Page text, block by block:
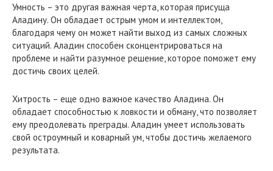
Умность – это другая важная черта, которая присуща
Аладину. Он обладает острым умом и интеллектом,
благодаря чему он может найти выход из самых сложных
ситуаций. Аладин способен сконцентрироваться на
проблеме и найти разумное решение, которое поможет ему
достичь своих целей.
Хитрость – еще одно важное качество Аладина. Он
обладает способностью к ловкости и обману, что позволяет
ему преодолевать преграды. Аладин умеет использовать
свой остроумный и коварный ум, чтобы достичь желаемого
результата.